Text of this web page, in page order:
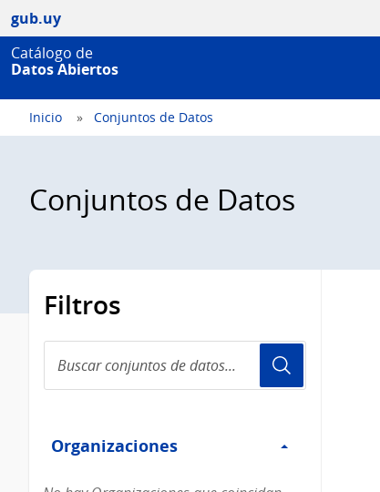
gub.uy
Catálogo de
Datos Abiertos
Inicio Conjuntos de Datos
Conjuntos de Datos
Filtros
conjuntos
de
Organizaciones
Organizaciones